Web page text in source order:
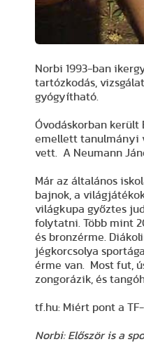
Norbi 1993-ban
tartózkodás,
gyógyítható.
Óvodáskorban került
emellett tanulmányi
vett. A Neumann
Már az általános
bajnok, a
világkupa győztes
folytatni. Több mint
és bronzérme.
jégkorcsolya
érme van. Most fut,
zongorázik, és
tf.hu: Miért pont a
Norbi: Először is a